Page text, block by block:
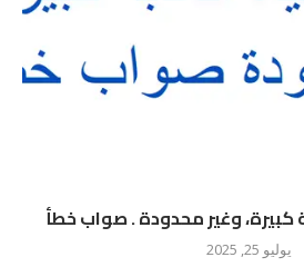
كبيرة، وغير محدودة . صواب خطأ
يوليو 25, 2025